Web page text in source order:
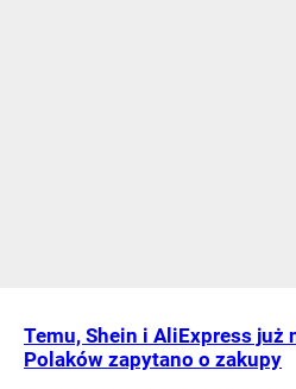
Temu, Shein i AliExpress już
Polaków zapytano o zakupy